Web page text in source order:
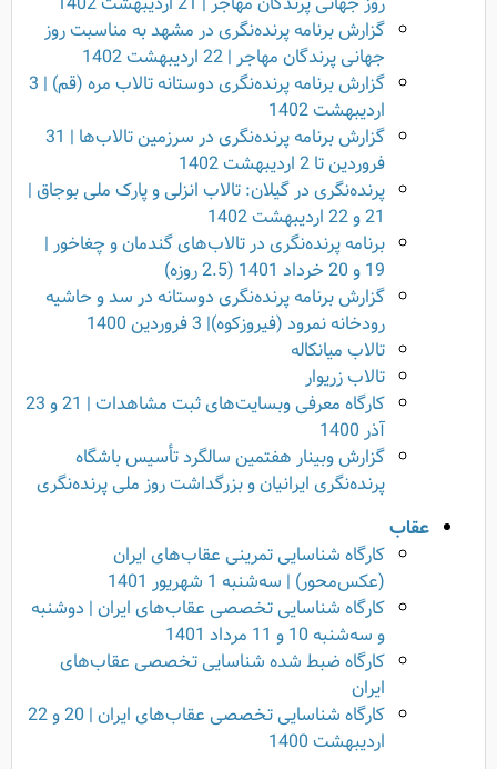
گزارش برنامه پرنده‌نگری در مشهد به مناسبت روز
جهانی پرندگان مهاجر | 22 اردیبهشت 1402
گزارش برنامه پرنده‌نگری دوستانه‌ تالاب مره (قم) | 3
اردیبهشت 1402
گزارش برنامه پرنده‌نگری در سرزمین تالاب‌ها | 31
فروردین تا 2 اردیبهشت 1402
پرنده‌نگری در گیلان: تالاب انزلی و پارک ملی بوجاق |
21 و 22 اردیبهشت 1402
برنامه پرنده‌نگری در تالاب‌های گندمان و چغاخور |
19 و 20 خرداد 1401 (2.5 روزه)
گزارش برنامه پرنده‌نگری دوستانه در سد و حاشیه
رودخانه نمرود (فیروزکوه)| 3 فروردین 1400
تالاب میانکاله
تالاب زریوار
کارگاه معرفی وبسایت‌های ثبت مشاهدات | 21 و 23
آذر 1400
گزارش وبینار هفتمین سالگرد تأسیس باشگاه
پرنده‌نگری ایرانیان و بزرگداشت روز ملی پرنده‌نگری
عقاب
کارگاه شناسایی تمرینی عقاب‌های ایران
(عکس‌محور) | سه‌شنبه 1 شهریور 1401
کارگاه شناسایی تخصصی عقاب‌های ایران | دوشنبه
و سه‌شنبه 10 و 11 مرداد 1401
کارگاه ضبط شده شناسایی تخصصی عقاب‌های
ایران
کارگاه شناسایی تخصصی عقاب‌های ایران | 20 و 22
اردیبهشت 1400